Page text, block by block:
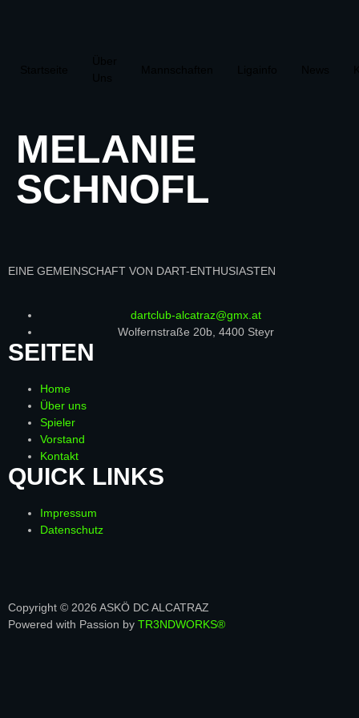
MELANIE
SCHNOFL
EINE GEMEINSCHAFT VON DART-ENTHUSIASTEN
dartclub-alcatraz@gmx.at
Wolfernstraße 20b, 4400 Steyr
SEITEN
Home
Über uns
Spieler
Vorstand
Kontakt
QUICK LINKS
Impressum
Datenschutz
Copyright © 2026 ASKÖ DC ALCATRAZ
Powered with Passion by TR3NDWORKS®